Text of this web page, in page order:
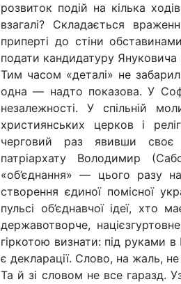
розвиток подій на кілька
взагалі? Складається
приперті до стіни
подати кандидатуру Януковича
Тим часом «деталі» не
одна — надто показова. У
незалежності. У спільній
християнських церков і
черговий раз явивши своє
патріархату Володимир
«об’єднання» — цього разу
створення єдиної помісної
пульсі об’єднавчої ідеї,
державотворче,
гіркотою визнати: під руками
є декларації. Слово, на жаль,
Та й зі словом не все гаразд.